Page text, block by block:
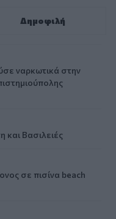
Δημοφιλή
ναρκωτικά στην
Βασιλειές
σε πισίνα beach